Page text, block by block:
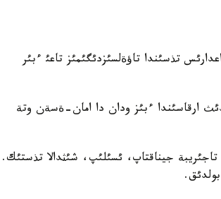
تذسئندا تاؤةلسئزدئگئمئز تاعئ ءبئر
ارقاسئندا ءبئز ودان دا امان-ةسةن وتة
تاجئريبة جيناقتاپ، ئسئلئپ، شئثدالا تذستئك.